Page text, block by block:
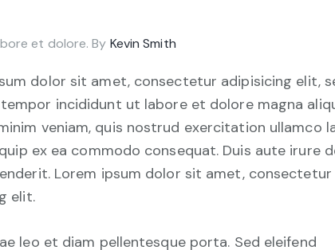
et dolore. By Kevin Smith
dolor sit amet, consectetur adipisicing elit,
incididunt ut labore et dolore magna
veniam, quis nostrud exercitation ullamco
ex ea commodo consequat. Duis aute irure
Lorem ipsum dolor sit amet, consectetur
elit.
leo et diam pellentesque porta. Sed eleifend